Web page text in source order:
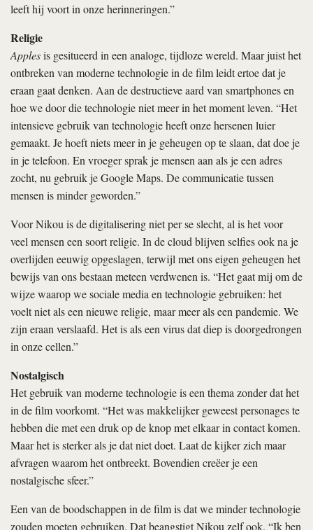
leeft hij voort in onze herinneringen.”
Religie
Applesis gesitueerd in een analoge, tijdloze wereld. Maar juist het
ontbreken van moderne technologie in de film leidt ertoe dat je
eraan gaat denken. Aan de destructieve aard van smartphones en
hoe we door die technologie niet meer in het moment leven. “Het
intensieve gebruik van technologie heeft onze hersenen luier
gemaakt. Je hoeft niets meer in je geheugen op te slaan, dat doe je
in je telefoon. En vroeger sprak je mensen aan als je een adres
zocht, nu gebruik je Google Maps. De communicatie tussen
mensen is minder geworden.”
Voor Nikou is de digitalisering niet per se slecht, al is het voor
veel mensen een soort religie. In de cloud blijven selfies ook na je
overlijden eeuwig opgeslagen, terwijl met ons eigen geheugen het
bewijs van ons bestaan meteen verdwenen is. “Het gaat mij om de
wijze waarop we sociale media en technologie gebruiken: het
voelt niet als een nieuwe religie, maar meer als een pandemie. We
zijn eraan verslaafd. Het is als een virus dat diep is doorgedrongen
in onze cellen.”
Nostalgisch
Het gebruik van moderne technologie is een thema zonder dat het
in de film voorkomt. “Het was makkelijker geweest personages te
hebben die met een druk op de knop met elkaar in contact komen.
Maar het is sterker als je dat niet doet. Laat de kijker zich maar
afvragen waarom het ontbreekt. Bovendien creëer je een
nostalgische sfeer.”
Een van de boodschappen in de film is dat we minder technologie
zouden moeten gebruiken. Dat beangstigt Nikou zelf ook. “Ik ben